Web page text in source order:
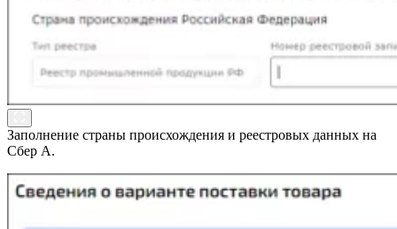
Заполнение страны происхождения и реестровых данных на
Сбер А.